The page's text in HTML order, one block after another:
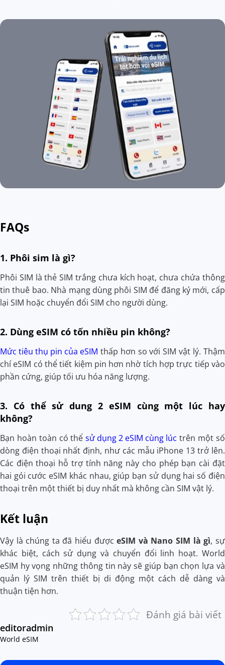
FAQs
1. Phôi sim là gì?
Phôi SIM là thẻ SIM trắng chưa kích hoạt, chưa chứa thông
tin thuê bao. Nhà mạng dùng phôi SIM để đăng ký mới, cấp
lại SIM hoặc chuyển đổi SIM cho người dùng.
2. Dùng eSIM có tốn nhiều pin không?
Mức tiêu thụ pin của eSIM thấp hơn so với SIM vật lý. Thậm
chí eSIM có thể tiết kiệm pin hơn nhờ tích hợp trực tiếp vào
phần cứng, giúp tối ưu hóa năng lượng.
3. Có thể sử dung 2 eSIM cùng một lúc hay
không?
Bạn hoàn toàn có thểsử dụng 2 eSIM cùng lúc trên một số
dòng điện thoại nhất định, như các mẫu iPhone 13 trở lên.
Các điện thoại hỗ trợ tính năng này cho phép bạn cài đặt
hai gói cước eSIM khác nhau, giúp bạn sử dụng hai số điện
thoại trên một thiết bị duy nhất mà không cần SIM vật lý.
Kết luận
Vậy là chúng ta đã hiểu đượceSIM và Nano SIM là gì, sự
khác biệt, cách sử dụng và chuyển đổi linh hoạt. World
eSIM hy vọng những thông tin này sẽ giúp bạn chọn lựa và
quản lý SIM trên thiết bị di động một cách dễ dàng và
thuận tiện hơn.
Đánh giá bài viết
editoradmin
World eSIM